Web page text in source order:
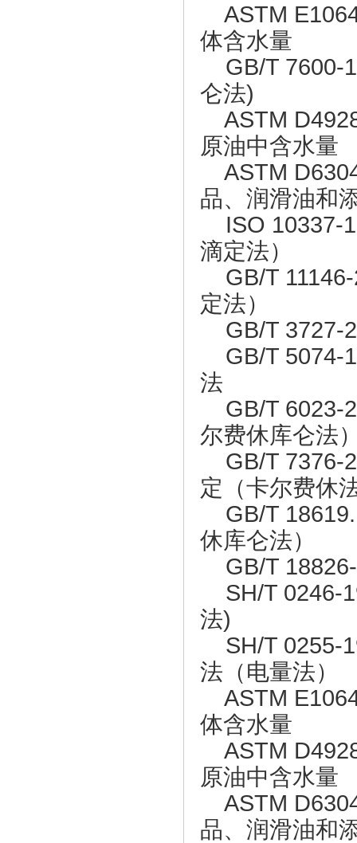
ASTM
体含水量
GB/T 7600-
仑法)
ASTM
原油中含水量
ASTM
品、润滑油和
ISO 10337-
滴定法）
GB/T 11146-
定法）
GB/T 3727-
GB/T 5074-
法
GB/T 6023-
尔费休库仑法
GB/T 7376-
定（卡尔费休
GB/T
休库仑法）
GB/T 18826-
SH/T 0246-
法)
SH/T 0255-
法（电量法）
ASTM
体含水量
ASTM
原油中含水量
ASTM
品、润滑油和